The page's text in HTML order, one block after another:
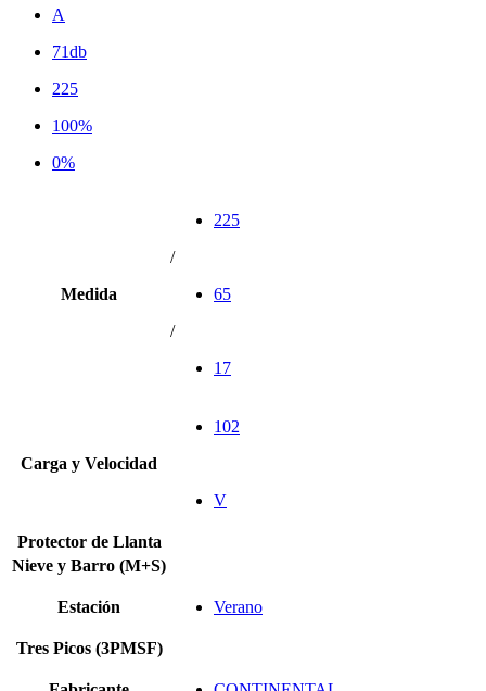
A
71db
225
100%
0%
Medida
225
/
65
/
17
Carga y Velocidad
102
V
Protector de Llanta
Nieve y Barro (M+S)
Estación Verano
Tres Picos (3PMSF)